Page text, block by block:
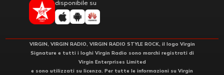
disponibile su
VIRGIN, VIRGIN RADIO, VIRGIN RADIO STYLE ROCK, il logo Virgin
Signature e tutti i loghi Virgin Radio sono marchi registrati di
Virgin Enterprises Limited
e sono utilizzati su licenza. Per tutte le informazioni su Virgin